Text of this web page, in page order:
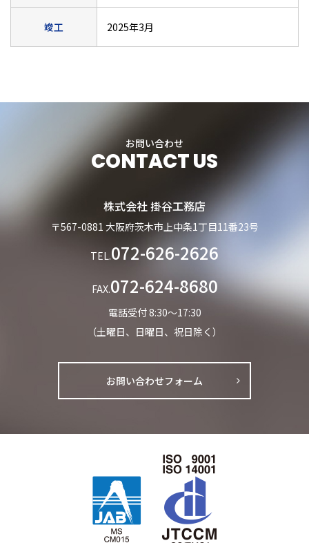
竣工 2025年3月
お問い合わせ
CONTACT US
株式会社 掛谷工務店
〒567-0881 大阪府茨木市上中条1丁目11番23号
TEL.072-626-2626
FAX.072-624-8680
電話受付 8:30～17:30
（土曜日、日曜日、祝日除く）
お問い合わせフォーム